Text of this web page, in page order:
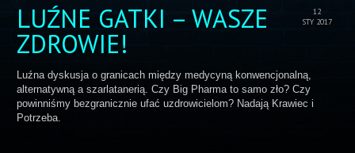
12
STY 2017
LUŹNE GATKI – WASZE
ZDROWIE!
Luźna dyskusja o granicach między medycyną konwencjonalną,
alternatywną a szarlatanerią. Czy Big Pharma to samo zło? Czy
powinniśmy bezgranicznie ufać uzdrowicielom? Nadają Krawiec i
Potrzeba.